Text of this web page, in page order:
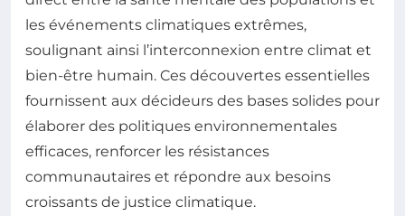
les événements climatiques extrêmes,
soulignant ainsi l’interconnexion entre climat et
bien-être humain. Ces découvertes essentielles
fournissent aux décideurs des bases solides pour
élaborer des politiques environnementales
efficaces, renforcer les résistances
communautaires et répondre aux besoins
croissants de justice climatique.